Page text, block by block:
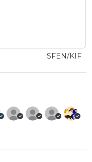
SFEN/KIF